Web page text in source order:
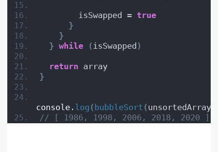
        isSwapped =
true
}
}
} while ( isSwapped )
return array
}
console . log (bubbleSort (unsortedArray
// [ 1986, 1998, 2006, 2018, 2020 ]